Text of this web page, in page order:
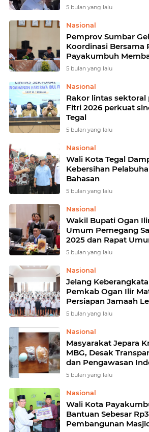
5 bulan yang lalu
Nasional
Pemprov Sumbar
Koordinasi Bersama
Payakumbuh
Program
5 bulan yang lalu
Nasional
Rakor lintas
Fitri 2026 perkuat
Tegal
5 bulan yang lalu
Nasional
Wali Kota Tegal
Kebersihan
Bahasan
5 bulan yang lalu
Nasional
Wakil Bupati Ogan
Umum Pemegang
2025 dan Rapat
Saham Luar Biasa
5 bulan yang lalu
Nasional
Jelang
Pemkab Ogan Ilir
Persiapan Jamaah
Terintegrasi
5 bulan yang lalu
Nasional
Masyarakat Jepara
MBG, Desak
dan Pengawasan
Program Makan
5 bulan yang lalu
Nasional
Wali Kota
Bantuan Sebesar
Pembangunan